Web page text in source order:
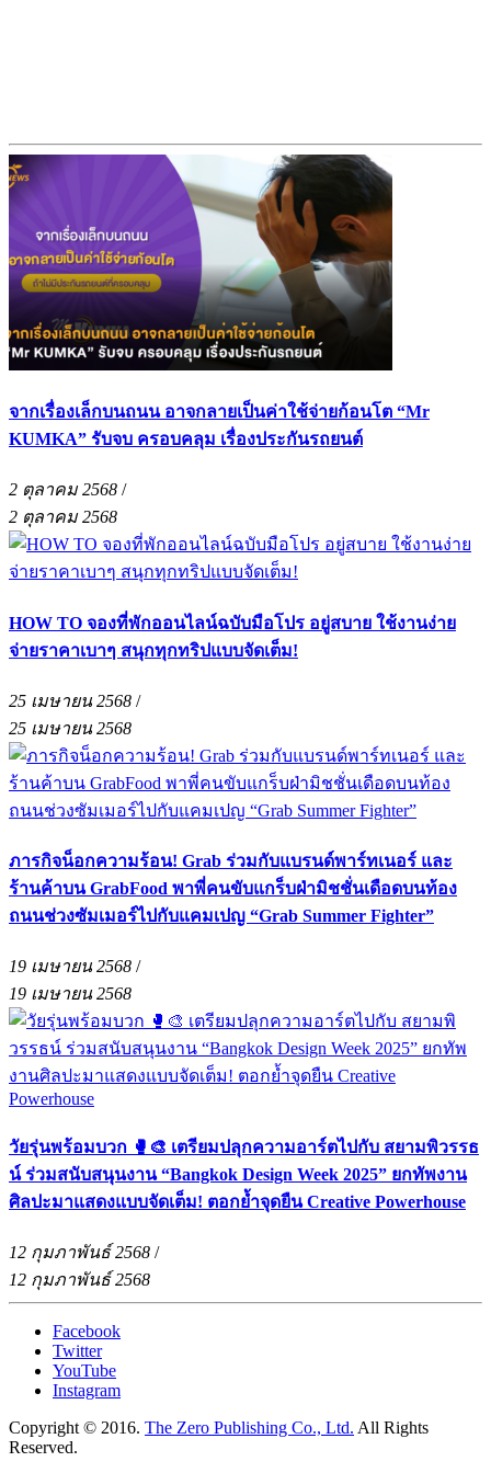
จากเรื่องเล็กบนถนน อาจกลายเป็นค่าใช้จ่ายก้อนโต “Mr
KUMKA” รับจบ ครอบคลุม เรื่องประกันรถยนต์
2 ตุลาคม 2568 /
2 ตุลาคม 2568
HOW TO จองที่พักออนไลน์ฉบับมือโปร อยู่สบาย ใช้งานง่าย
จ่ายราคาเบาๆ สนุกทุกทริปแบบจัดเต็ม!
25 เมษายน 2568 /
25 เมษายน 2568
ภารกิจน็อกความร้อน! Grab ร่วมกับแบรนด์พาร์ทเนอร์ และ
ร้านค้าบน GrabFood พาพี่คนขับแกร็บฝ่ามิชชั่นเดือดบนท้อง
ถนนช่วงซัมเมอร์ไปกับแคมเปญ “Grab Summer Fighter”
19 เมษายน 2568 /
19 เมษายน 2568
วัยรุ่นพร้อมบวก 🥊🎨 เตรียมปลุกความอาร์ตไปกับ สยามพิวรรธ
น์ ร่วมสนับสนุนงาน “Bangkok Design Week 2025” ยกทัพงาน
ศิลปะมาแสดงแบบจัดเต็ม! ตอกย้ำจุดยืน Creative Powerhouse
12 กุมภาพันธ์ 2568 /
12 กุมภาพันธ์ 2568
Facebook
Twitter
YouTube
Instagram
Copyright © 2016. The Zero Publishing Co., Ltd. All Rights
Reserved.